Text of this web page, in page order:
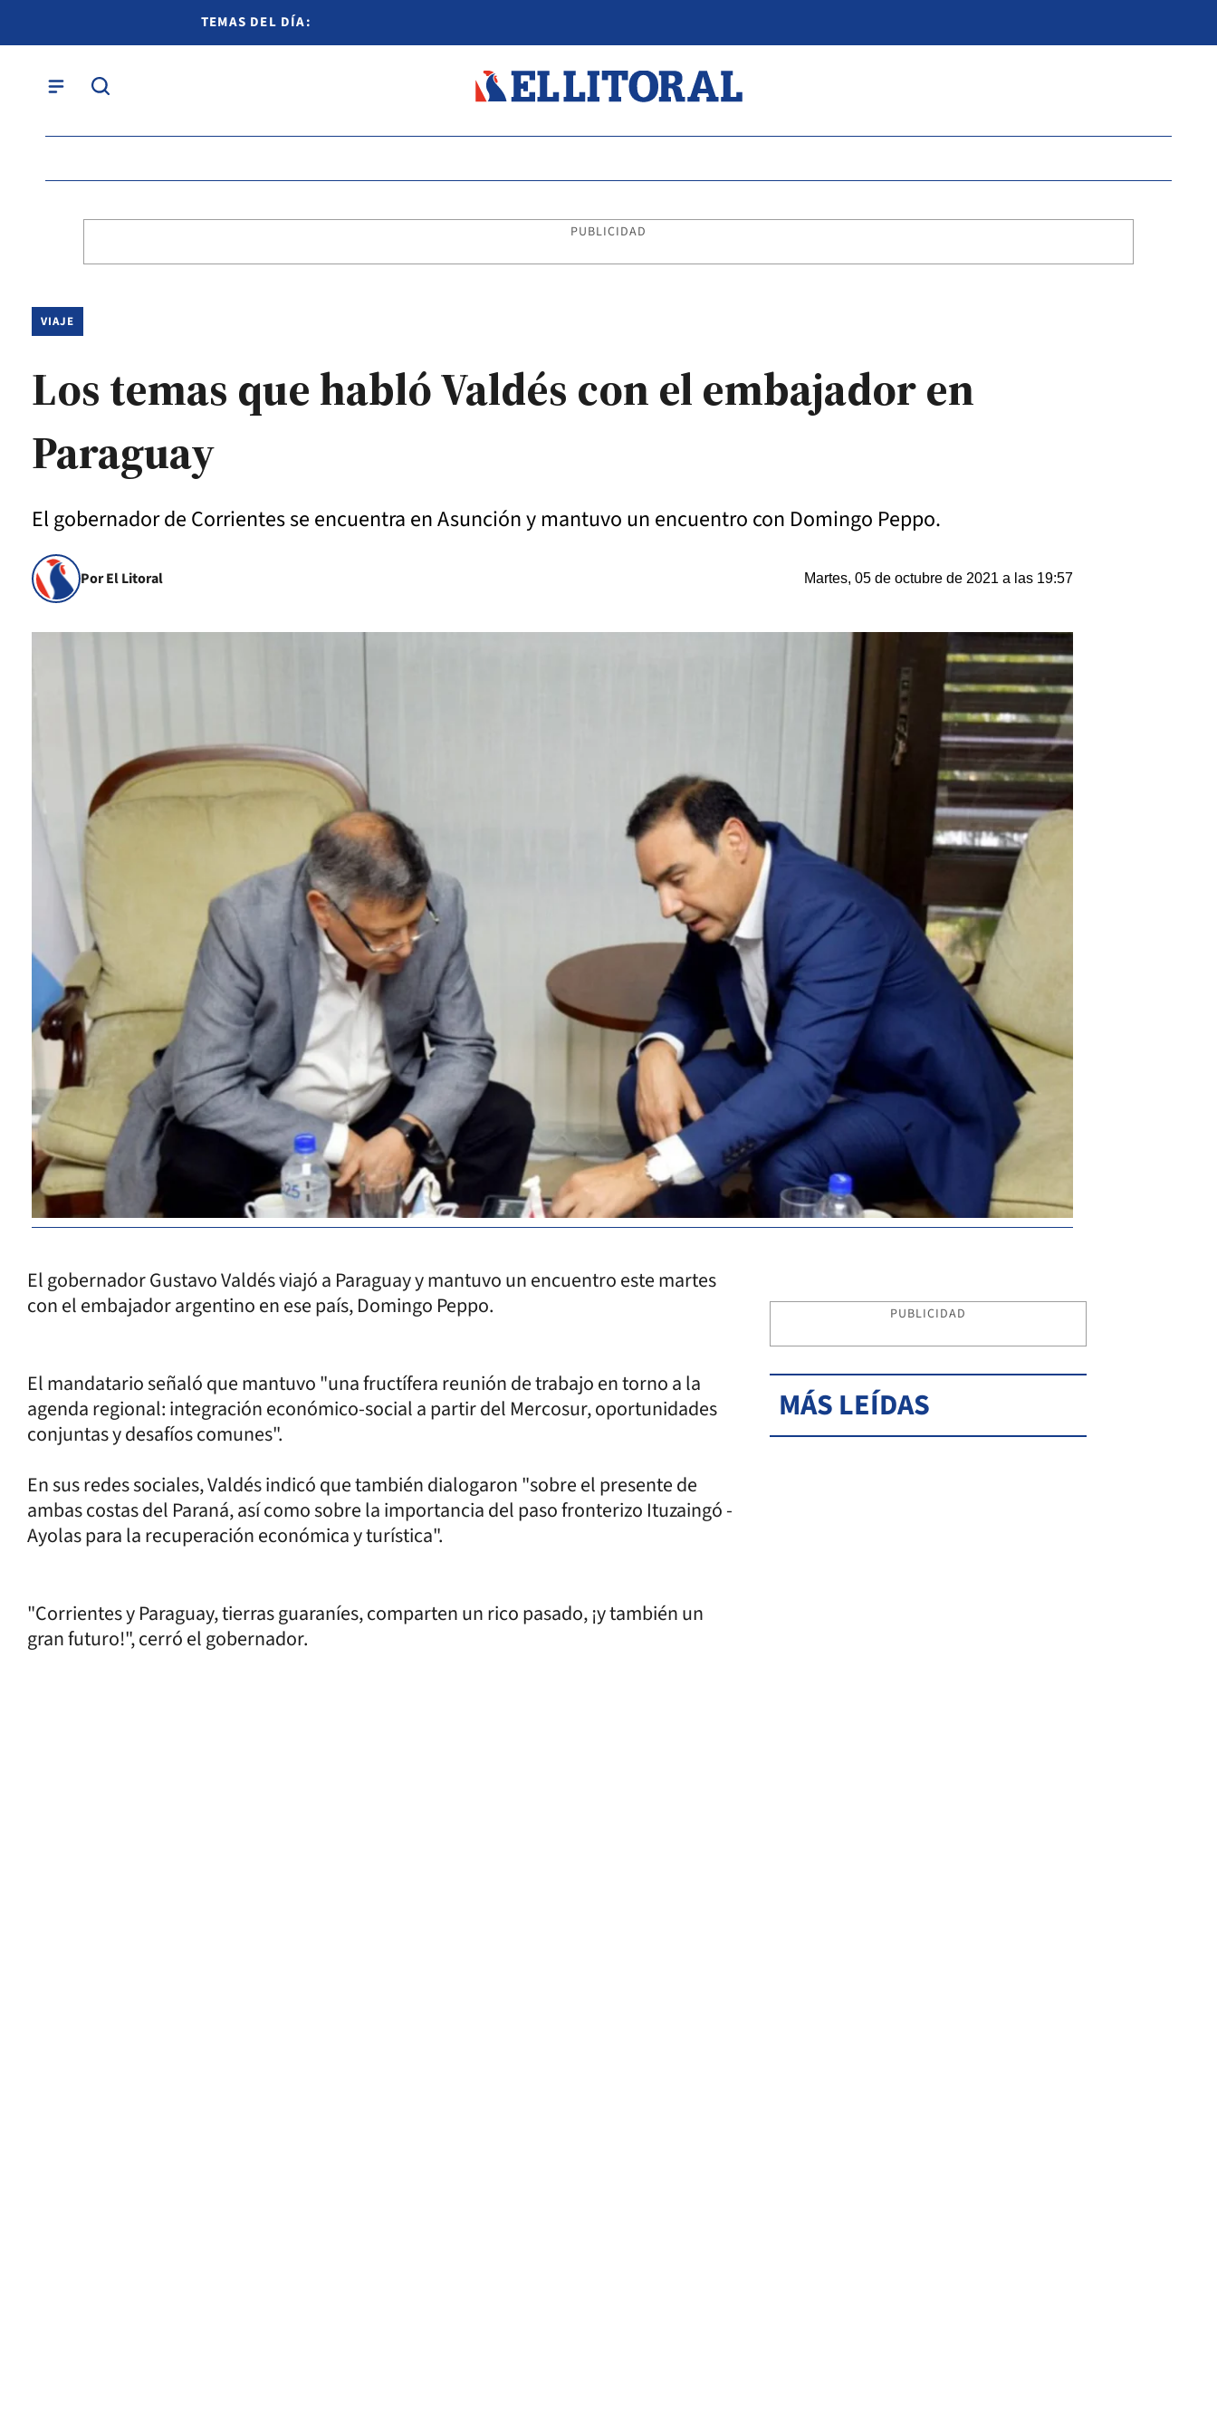
TEMAS DEL DÍA:
PUBLICIDAD
VIAJE
Los temas que habló Valdés con el embajador en
Paraguay
El gobernador de Corrientes se encuentra en Asunción y mantuvo un encuentro con Domingo Peppo.
Por El Litoral Martes, 05 de octubre de 2021 a las 19:57
El gobernador Gustavo Valdés viajó a Paraguay y mantuvo un encuentro este martes
con el embajador argentino en ese país, Domingo Peppo.
El mandatario señaló que mantuvo "una fructífera reunión de trabajo en torno a la
agenda regional: integración económico-social a partir del Mercosur, oportunidades
conjuntas y desafíos comunes".
En sus redes sociales, Valdés indicó que también dialogaron "sobre el presente de
ambas costas del Paraná, así como sobre la importancia del paso fronterizo Ituzaingó -
Ayolas para la recuperación económica y turística".
"Corrientes y Paraguay, tierras guaraníes, comparten un rico pasado, ¡y también un
gran futuro!", cerró el gobernador.
PUBLICIDAD
MÁS LEÍDAS